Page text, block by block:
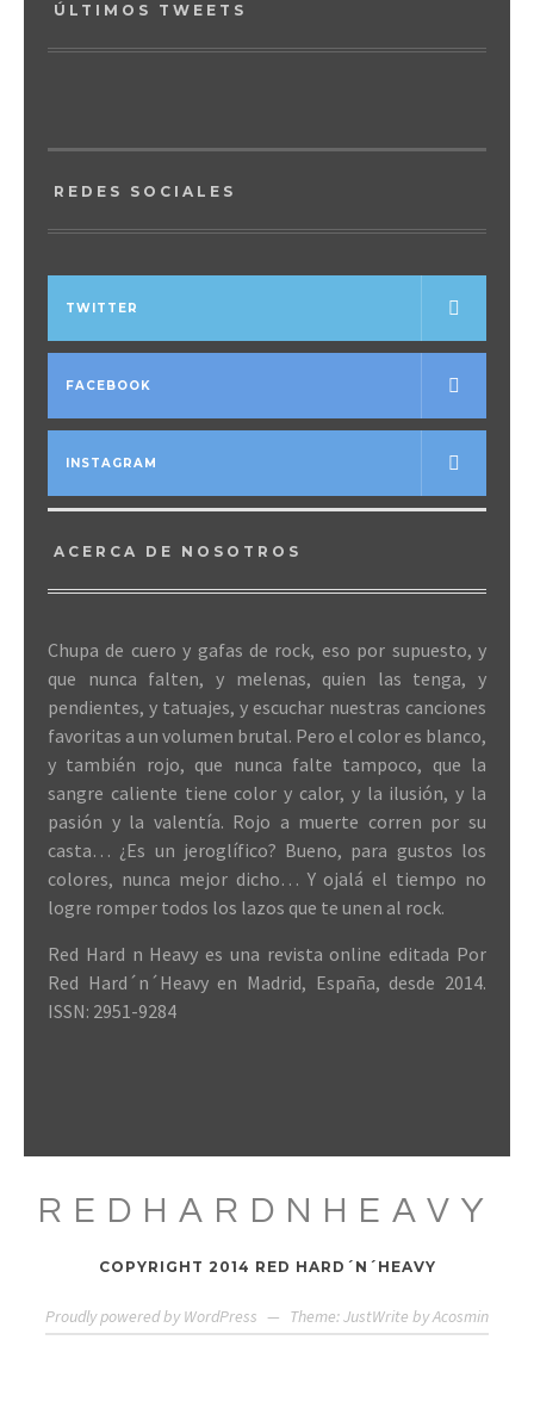
ÚLTIMOS TWEETS
REDES SOCIALES
TWITTER
FACEBOOK
INSTAGRAM
ACERCA DE NOSOTROS
Chupa de cuero y gafas de rock, eso por supuesto, y
que nunca falten, y melenas, quien las tenga, y
pendientes, y tatuajes, y escuchar nuestras canciones
favoritas a un volumen brutal. Pero el color es blanco,
y también rojo, que nunca falte tampoco, que la
sangre caliente tiene color y calor, y la ilusión, y la
pasión y la valentía. Rojo a muerte corren por su
casta… ¿Es un jeroglífico? Bueno, para gustos los
colores, nunca mejor dicho… Y ojalá el tiempo no
logre romper todos los lazos que te unen al rock.
Red Hard n Heavy es una revista online editada Por
Red Hard´n´Heavy en Madrid, España, desde 2014.
ISSN: 2951-9284
REDHARDNHEAVY
COPYRIGHT 2014 RED HARD´N´HEAVY
Proudly powered by WordPress — Theme: JustWrite byAcosmin